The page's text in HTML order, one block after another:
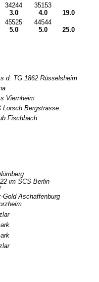
34244
3.0
35153
4.0
19.0
45525
5.0
44544
5.0
25.0
d. TG 1862 Rüsselsheim
Viernheim
Lorsch Bergstrasse
Fischbach
im SCS Berlin
Gold Aschaffenburg